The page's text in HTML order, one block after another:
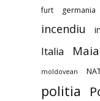
furt germania
incendiu
Italia
moldovean
politia